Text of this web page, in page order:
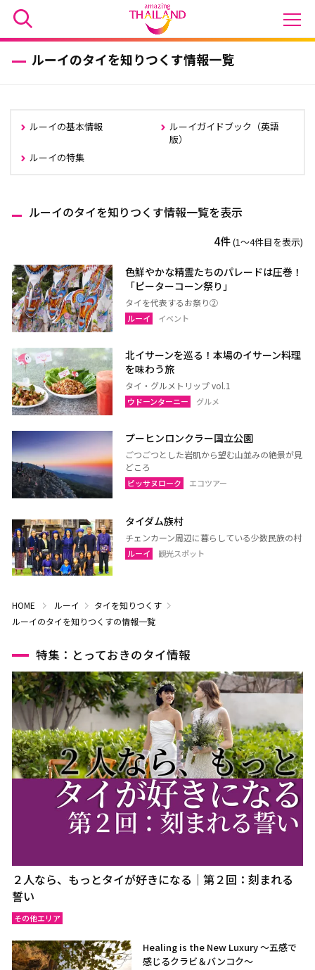
ルーイのタイを知りつくす情報一覧
ルーイの基本情報
ルーイガイドブック（英語
版）
ルーイの特集
ルーイのタイを知りつくす情報一覧を表示
4件(1〜4件目を表示)
色鮮やかな精霊たちのパレードは圧巻！
「ピーターコーン祭り」
タイを代表するお祭り②
ルーイ イベント
北イサーンを巡る！本場のイサーン料理
を味わう旅
タイ・グルメトリップ vol.1
ウドーンターニー グルメ
プーヒンロンクラー国立公園
ごつごつとした岩肌から望む山並みの絶景が見
どころ
ピッサヌローク エコツアー
タイダム族村
チェンカーン周辺に暮らしている少数民族の村
ルーイ 観光スポット
HOME ルーイ
タイを知りつくす
ルーイのタイを知りつくすの情報一覧
特集：とっておきのタイ情報
２人なら、もっとタイが好きになる｜第２回：刻まれる
誓い
その他エリア
Healing is the New Luxury ～五感で
感じるクラビ＆バンコク～